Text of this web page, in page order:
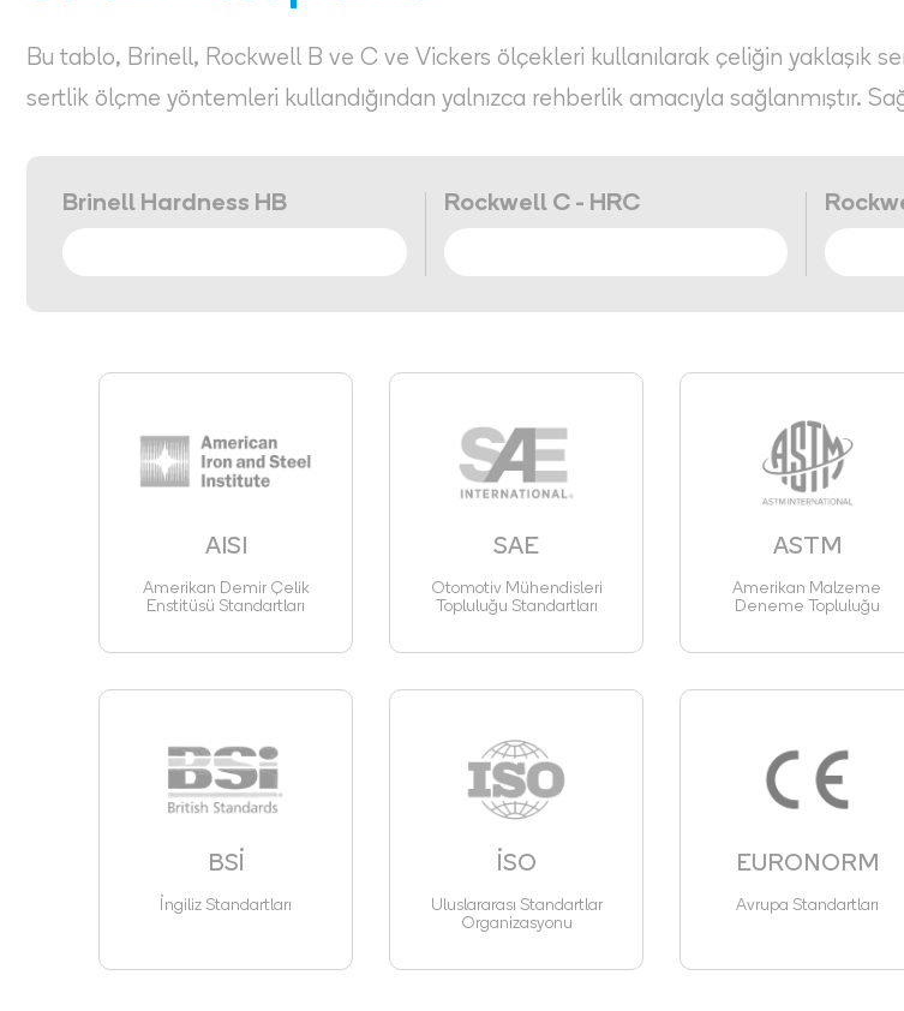
Bu tablo, Brinell, Rockwell B ve C ve Vickers ölçekleri kullanılarak çeliğin yaklaşık
sertlik ölçme yöntemleri kullandığından yalnızca rehberlik amacıyla sağlanmıştır.
Brinell Hardness HB Rockwell C - HRC
AISI
Amerikan Demir Çelik
Enstitüsü Standartları
SAE
Otomotiv Mühendisleri
Topluluğu Standartları
ASTM
Amerikan Malzeme
Deneme Topluluğu
BSİ
İngiliz Standartları
İSO
Uluslararası Standartlar
Organizasyonu
EURONORM
Avrupa Standartları